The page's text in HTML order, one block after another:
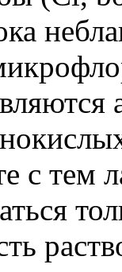
с тем